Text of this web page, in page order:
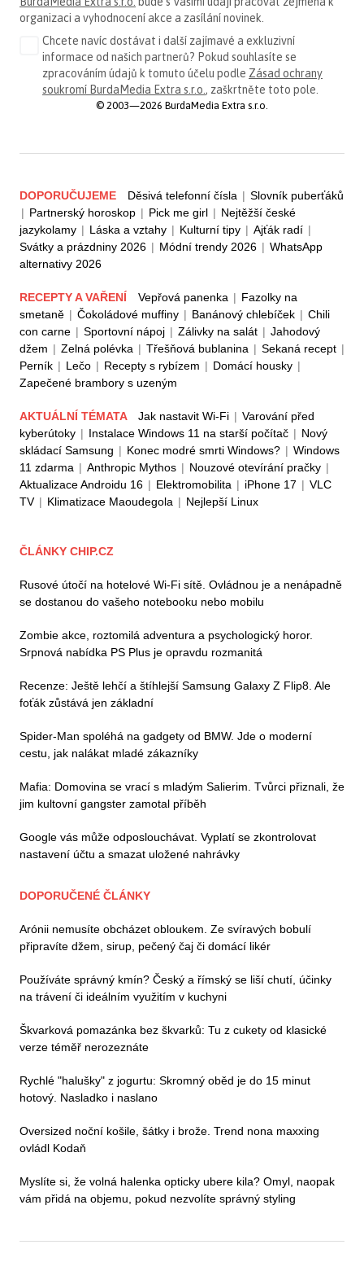
organizaci a vyhodnocení akce a zasílání novinek.
Chcete navíc dostávat i další zajímavé a exkluzivní
informace od našich partnerů? Pokud souhlasíte se
zpracováním údajů k tomuto účelu podle Zásad ochrany
soukromí BurdaMedia Extra s.r.o. , zaškrtněte toto pole.
© 2003—2026 BurdaMedia Extra s.r.o.
DOPORUČUJEME Děsivá telefonní čísla | Slovník puberťáků
| Partnerský horoskop | Pick me girl | Nejtěžší české
jazykolamy | Láska a vztahy | Kulturní tipy | Ajťák radí |
Svátky a prázdniny 2026 | Módní trendy 2026 | WhatsApp
alternativy 2026
RECEPTY A VAŘENÍ Vepřová panenka | Fazolky na
smetaně | Čokoládové muffiny | Banánový chlebíček | Chili
con carne | Sportovní nápoj | Zálivky na salát | Jahodový
džem | Zelná polévka | Třešňová bublanina | Sekaná recept |
Perník | Lečo | Recepty s rybízem | Domácí housky |
Zapečené brambory s uzeným
AKTUÁLNÍ TÉMATA Jak nastavit Wi-Fi | Varování před
kyberútoky | Instalace Windows 11 na starší počítač | Nový
skládací Samsung | Konec modré smrti Windows? | Windows
11 zdarma | Anthropic Mythos | Nouzové otevírání pračky |
Aktualizace Androidu 16 | Elektromobilita | iPhone 17 | VLC
TV | Klimatizace Maoudegola | Nejlepší Linux
ČLÁNKY CHIP.CZ
Rusové útočí na hotelové Wi-Fi sítě. Ovládnou je a nenápadně
se dostanou do vašeho notebooku nebo mobilu
Zombie akce, roztomilá adventura a psychologický horor.
Srpnová nabídka PS Plus je opravdu rozmanitá
Recenze: Ještě lehčí a štíhlejší Samsung Galaxy Z Flip8. Ale
foťák zůstává jen základní
Spider-Man spoléhá na gadgety od BMW. Jde o moderní
cestu, jak nalákat mladé zákazníky
Mafia: Domovina se vrací s mladým Salierim. Tvůrci přiznali, že
jim kultovní gangster zamotal příběh
Google vás může odposlouchávat. Vyplatí se zkontrolovat
nastavení účtu a smazat uložené nahrávky
DOPORUČENÉ ČLÁNKY
Arónii nemusíte obcházet obloukem. Ze svíravých bobulí
připravíte džem, sirup, pečený čaj či domácí likér
Používáte správný kmín? Český a římský se liší chutí, účinky
na trávení či ideálním využitím v kuchyni
Škvarková pomazánka bez škvarků: Tu z cukety od klasické
verze téměř nerozeznáte
Rychlé "halušky" z jogurtu: Skromný oběd je do 15 minut
hotový. Nasladko i naslano
Oversized noční košile, šátky i brože. Trend nona maxxing
ovládl Kodaň
Myslíte si, že volná halenka opticky ubere kila? Omyl, naopak
vám přidá na objemu, pokud nezvolíte správný styling